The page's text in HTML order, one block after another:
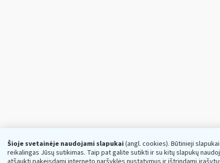
Šioje svetainėje naudojami slapukai(angl. cookies). Būtinieji
reikalingas Jūsų sutikimas. Taip pat galite sutikti ir su kitų slapukų